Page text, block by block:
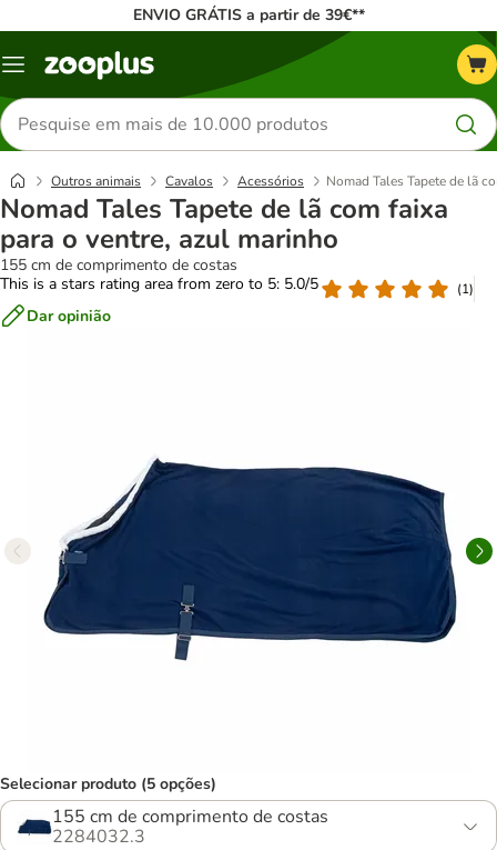
ENVIO GRÁTIS a partir de 39€**
Menu
Pesquisar
produtos
Outros animais Cavalos Acessórios Nomad Tales Tapete de lã
Nomad Tales Tapete de lã com faixa
para o ventre, azul marinho
155 cm de comprimento de costas
This is a stars rating area from zero to 5: 5.0/5
(1)
Dar opinião
Selecionar produto (5 opções)
155 cm de comprimento de costas
2284032.3